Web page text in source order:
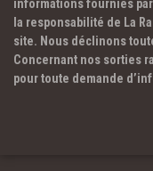
informations fournies
la responsabilité de La
site. Nous déclinons
Concernant nos sorties
pour toute demande